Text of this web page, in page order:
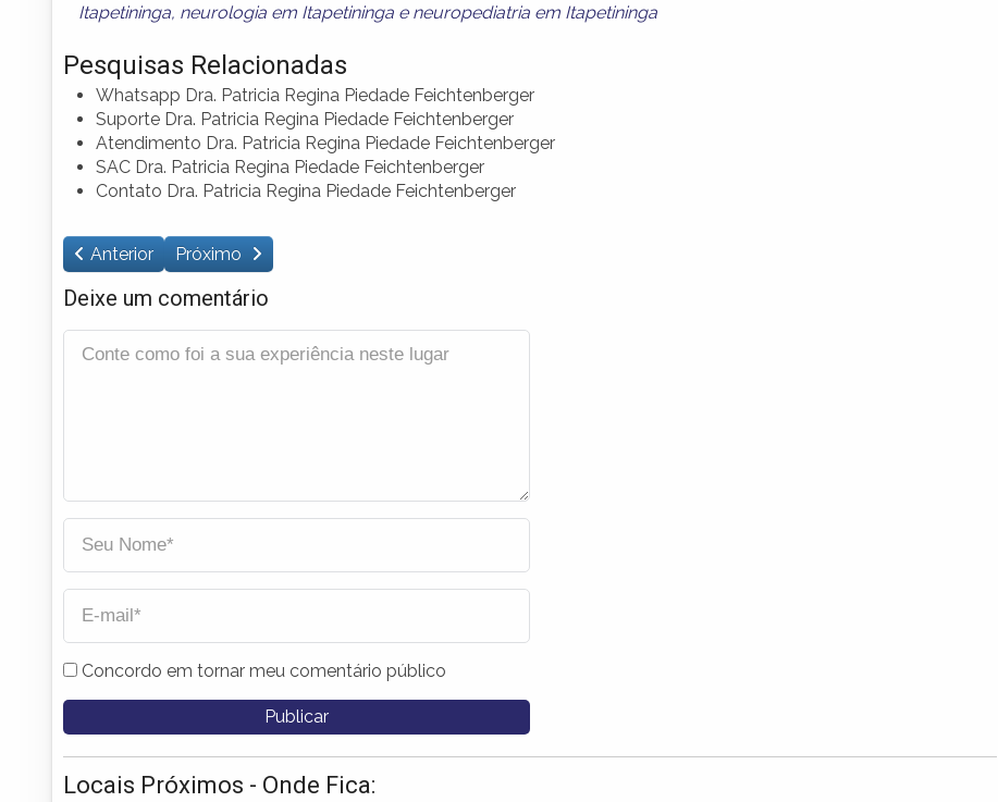
Itapetininga, neurologia em Itapetininga e neuropediatria em Itapetininga
Pesquisas Relacionadas
Whatsapp Dra. Patricia Regina Piedade Feichtenberger
Suporte Dra. Patricia Regina Piedade Feichtenberger
Atendimento Dra. Patricia Regina Piedade Feichtenberger
SAC Dra. Patricia Regina Piedade Feichtenberger
Contato Dra. Patricia Regina Piedade Feichtenberger
Anterior Próximo
Deixe um comentário
Concordo em tornar meu comentário público
Locais Próximos - Onde Fica: